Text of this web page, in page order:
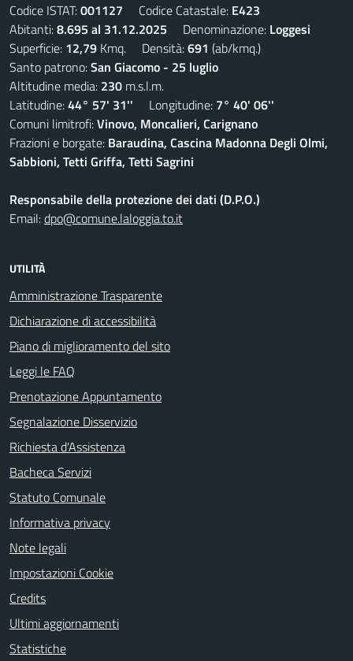
Codice ISTAT:001127 Codice Catastale: E423
Abitanti:8.695 al 31.12.2025 Denominazione: Loggesi
Superficie: 12,79 Kmq. Densità:691 (ab/kmq.)
Santo patrono:San Giacomo - 25 luglio
Altitudine media: 230 m.s.l.m.
Latitudine:44° 57' 31'' Longitudine: 7° 40' 06''
Comuni limitrofi:Vinovo, Moncalieri, Carignano
Frazioni e borgate: Baraudina, Cascina Madonna Degli Olmi,
Sabbioni, Tetti Griffa, Tetti Sagrini
Responsabile della protezione dei dati (D.P.O.)
Email:dpo@comune.laloggia.to.it
UTILITÀ
Amministrazione Trasparente
Dichiarazione di accessibilità
Piano di miglioramento del sito
Leggi le FAQ
Prenotazione Appuntamento
Segnalazione Disservizio
Richiesta d'Assistenza
Bacheca Servizi
Statuto Comunale
Informativa privacy
Note legali
Impostazioni Cookie
Credits
Ultimi aggiornamenti
Statistiche